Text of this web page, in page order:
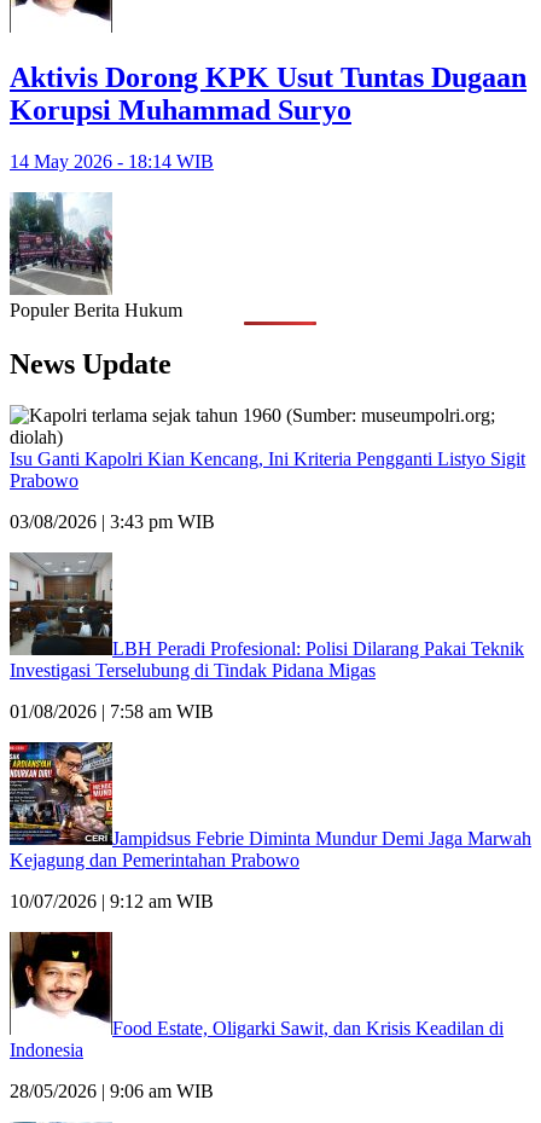
Aktivis Dorong KPK Usut Tuntas Dugaan
Korupsi Muhammad Suryo
14 May 2026 - 18:14 WIB
Populer Berita Hukum
News Update
Isu Ganti Kapolri Kian Kencang, Ini Kriteria Pengganti Listyo Sigit
Prabowo
03/08/2026 | 3:43 pm WIB
LBH Peradi Profesional: Polisi Dilarang Pakai Teknik
Investigasi Terselubung di Tindak Pidana Migas
01/08/2026 | 7:58 am WIB
Jampidsus Febrie Diminta Mundur Demi Jaga Marwah
Kejagung dan Pemerintahan Prabowo
10/07/2026 | 9:12 am WIB
Food Estate, Oligarki Sawit, dan Krisis Keadilan di
Indonesia
28/05/2026 | 9:06 am WIB